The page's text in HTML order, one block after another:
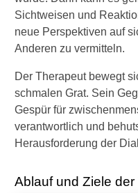
Sichtweisen und
neue Perspektiven auf
Anderen zu vermitteln.
Der Therapeut bewegt
schmalen Grat. Sein
Gespür für
verantwortlich und
Herausforderung der
Ablauf und Ziele der